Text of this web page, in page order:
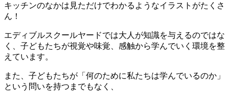
キッチンのなかは見ただけでわかるようなイラストがたくさ
ん！
エディブルスクールヤードでは大人が知識を与えるのではな
く、子どもたちが視覚や味覚、感触から学んでいく環境を整
えています。
また、子どもたちが「何のために私たちは学んでいるのか」
という問いを持つまでもなく、